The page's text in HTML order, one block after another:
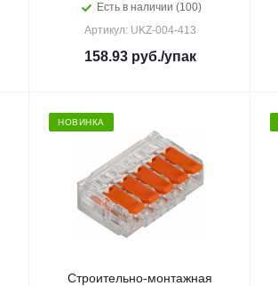
Есть в наличии (100)
Артикул: UKZ-004-413
158.93руб./упак
НОВИНКА
Строительно-монтажная